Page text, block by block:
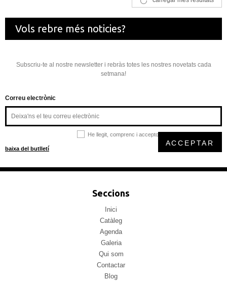
Vols rebre més noticies?
Subscriu-te al nostre newsletter i rebràs totes les nostres novetats cada
setmana!
Correu electrònic
He llegit, comprenc i accepto la
baixa del butlletí
ACCEPTAR
Seccions
Inici
Catàleg
Agenda
Galeria
Qui som
Contactar
Blog